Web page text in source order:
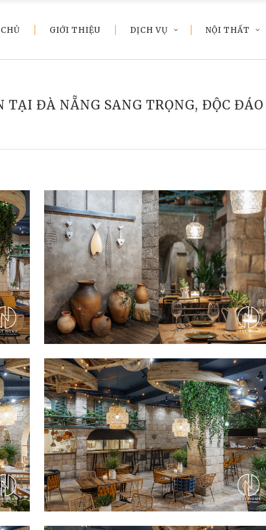
GIỚI THIỆU DỊCH VỤ NỘI THẤT
ĐÀ NẴNG SANG TRỌNG, ĐỘC ĐÁO